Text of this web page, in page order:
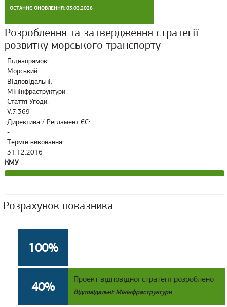
ОСТАННЄ ОНОВЛЕННЯ: 03.03.2026
Розроблення та затвердження стратегії
розвитку морського транспорту
Піднапрямок:
Морський
Відповідальні:
Мінінфраструктури
Стаття Угоди:
V.7.369
Директива / Регламент ЄС:
-
Термін виконання:
31.12.2016
КМУ
Розрахунок показника
100%
40% Проект відповідної стратегії розроблено
Відповідальні: Мінінфраструктури